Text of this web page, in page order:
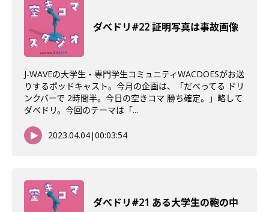
ダべドリ#22 証明写真は事故画像
J-WAVEの大学生・専門学生コミュニティWACDOESがお送
りするポッドキャスト。今月の企画は、「だべってる ドリ
ンクバーで 2時間半。今日の空きコマ 勝ち確定。」略して
ダベドリ。今回のテーマは「...
2023.04.04|00:03:54
ダべドリ#21 ある大学生の鞄の中